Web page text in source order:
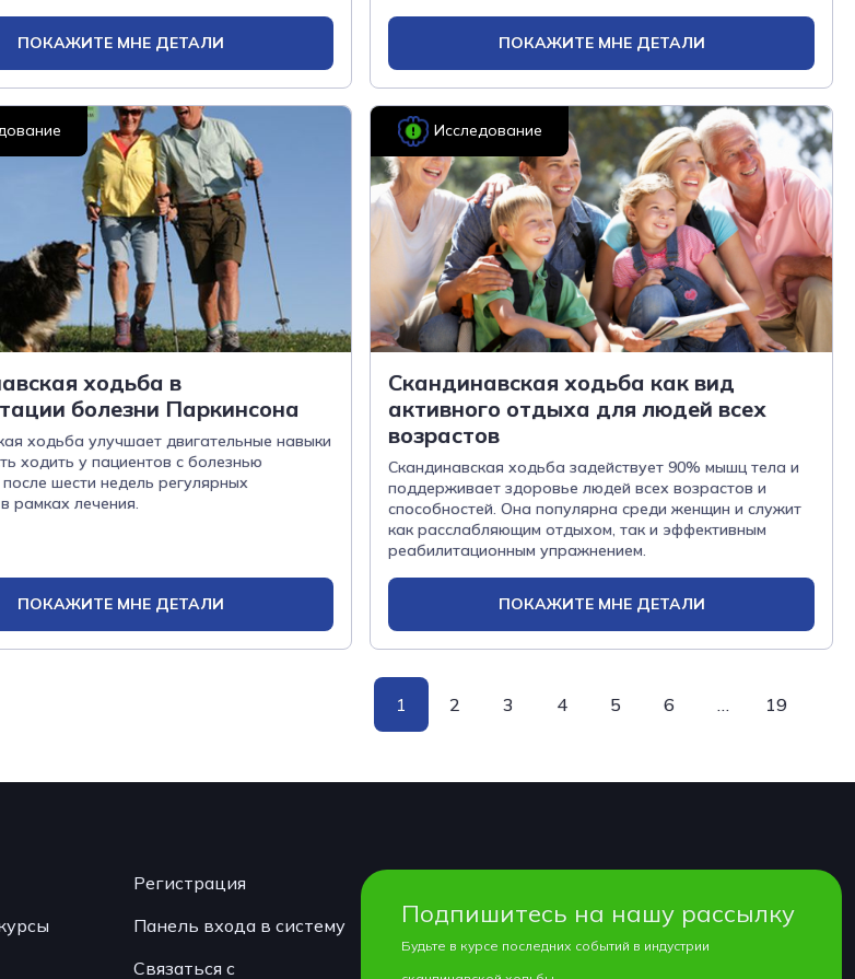
ПОКАЖИТЕ МНЕ ДЕТАЛИ ПОКАЖИТЕ МНЕ ДЕТАЛИ
ходьба в
болезни Паркинсона
ходьба улучшает двигательные навыки
ходить у пациентов с болезнью
шести недель регулярных
рамках лечения.
ПОКАЖИТЕ МНЕ ДЕТАЛИ
Исследование
Скандинавская ходьба как вид
активного отдыха для людей всех
возрастов
Скандинавская ходьба задействует 90% мышц тела и
поддерживает здоровье людей всех возрастов и
способностей. Она популярна среди женщин и служит
как расслабляющим отдыхом, так и эффективным
реабилитационным упражнением.
ПОКАЖИТЕ МНЕ ДЕТАЛИ
1 2 3 4 5 6 … 19
Регистрация
Панель входа в систему
Связаться с
Подпишитесь на нашу рассылку
Будьте в курсе последних событий в индустрии